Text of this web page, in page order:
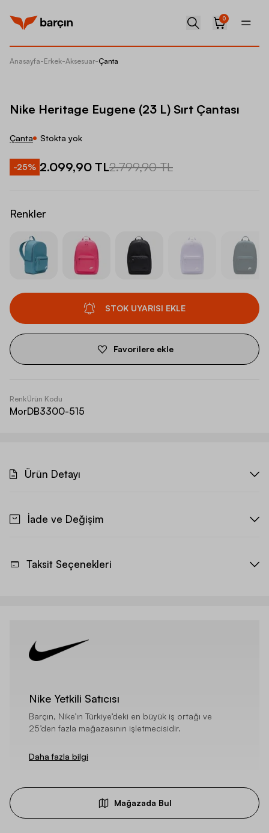
0
Anasayfa-Erkek-Aksesuar-Çanta
Nike Heritage Eugene (23 L) Sırt Çantası
Çanta Stokta yok
-25% 2.099,90 TL2.799,90 TL
Renkler
STOK UYARISI EKLE
Favorilere ekle
Renk
Mor
Ürün Kodu
DB3300-515
Ürün Detayı
İade ve Değişim
Taksit Seçenekleri
Nike Yetkili Satıcısı
Barçın, Nike’ın Türkiye’deki en büyük iş ortağı ve
25’den fazla mağazasının işletmecisidir.
Daha fazla bilgi
Mağazada Bul